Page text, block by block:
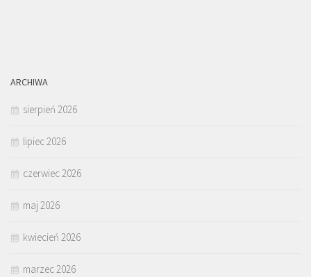
ARCHIWA
sierpień 2026
lipiec 2026
czerwiec 2026
maj 2026
kwiecień 2026
marzec 2026